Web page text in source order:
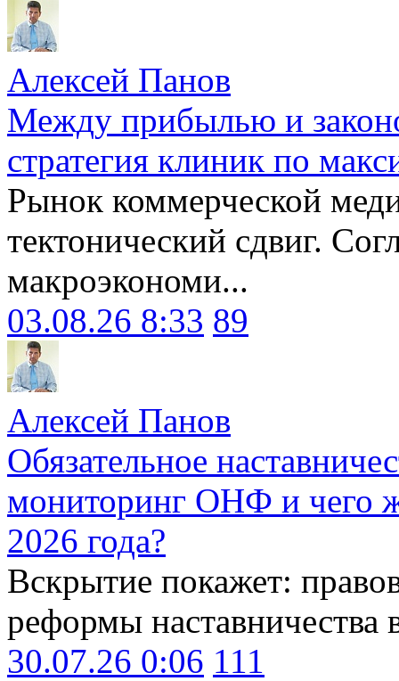
Алексей Панов
Между прибылью и
стратегия клиник по
Рынок коммерческой
тектонический сдвиг.
макроэкономи...
03.08.26 8:33 89
Алексей Панов
Обязательное
мониторинг ОНФ и чего
2026 года?
Вскрытие покажет:
реформы наставничества
30.07.26 0:06 111